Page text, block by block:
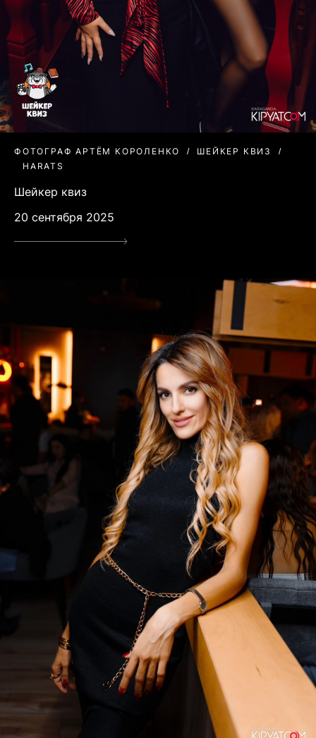
ФОТОГРАФ АРТЁМ КОРОЛЕНКО
ШЕЙКЕР КВИЗ
HARATS
Шейкер квиз
20 сентября 2025